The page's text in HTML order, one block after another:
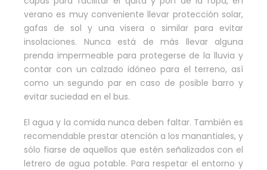
verano es muy conveniente llevar protección solar,
gafas de sol y una visera o similar para evitar
insolaciones. Nunca está de más llevar alguna
prenda impermeable para protegerse de la lluvia y
contar con un calzado idóneo para el terreno, así
como un segundo par en caso de posible barro y
evitar suciedad en el bus.
El agua y la comida nunca deben faltar. También es
recomendable prestar atención a los manantiales, y
sólo fiarse de aquellos que estén señalizados con el
letrero de agua potable. Para respetar el entorno y